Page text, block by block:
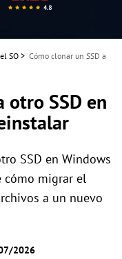
SO > Cómo clonar un SSD a
otro SSD en
SSD en Windows
cómo migrar el
a un nuevo
2026